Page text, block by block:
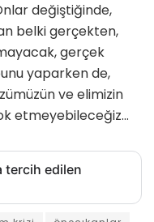
değiştiğinde,
belki gerçekten,
gerçek
yaparken de,
ve eli­mizin
etmeyebileceğiz…
tercih edilen